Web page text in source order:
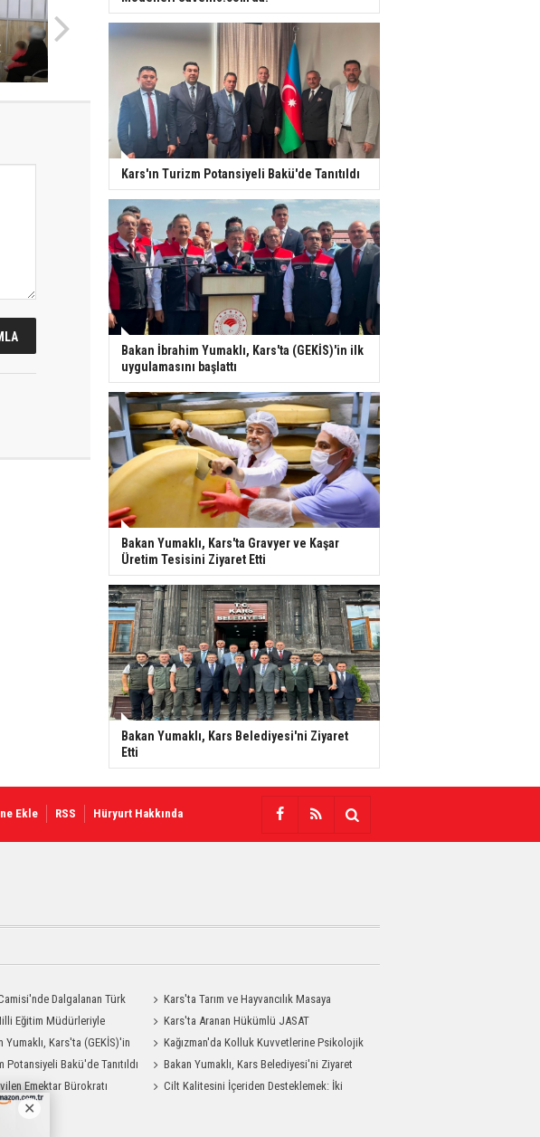
Kars'ın Turizm Potansiyeli Bakü'de Tanıtıldı
Bakan İbrahim Yumaklı, Kars'ta (GEKİS)'in ilk
uygulamasını başlattı
Bakan Yumaklı, Kars'ta Gravyer ve Kaşar
Üretim Tesisini Ziyaret Etti
Bakan Yumaklı, Kars Belediyesi'ni Ziyaret
Etti
Ekle RSS Hüryurt Hakkında
Dalgalanan Türk
Beğenisini Topladı
Kars'ta Tarım ve Hayvancılık Masaya
Yatırıldı
Eğitim Müdürleriyle
Kars'ta Aranan Hükümlü JASAT
Operasyonuyla Yakalandı
Yumaklı, Kars'ta (GEKİS)'in
başlattı
Kağızman'da Kolluk Kuvvetlerine Psikolojik
İlk Yardım Eğitimi
Potansiyeli Bakü'de Tanıtıldı
Bakan Yumaklı, Kars Belediyesi'ni Ziyaret
Etti
Emektar Bürokratı
Acı Günü
Cilt Kalitesini İçeriden Desteklemek: İki